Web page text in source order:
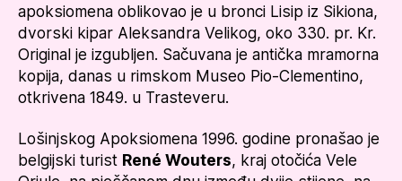
apoksiomena oblikovao je u bronci Lisip iz Sikiona,
dvorski kipar Aleksandra Velikog, oko 330. pr. Kr.
Original je izgubljen. Sačuvana je antička mramorna
kopija, danas u rimskom Museo Pio-Clementino,
otkrivena 1849. u Trasteveru.
Lošinjskog Apoksiomena 1996. godine pronašao je
belgijski turist René Wouters, kraj otočića Vele